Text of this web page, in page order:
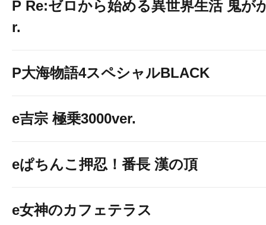
P Re:ゼロから始める異世界生活 鬼が
r.
P大海物語4スペシャルBLACK
e吉宗 極乗3000ver.
eぱちんこ押忍！番長 漢の頂
e女神のカフェテラス